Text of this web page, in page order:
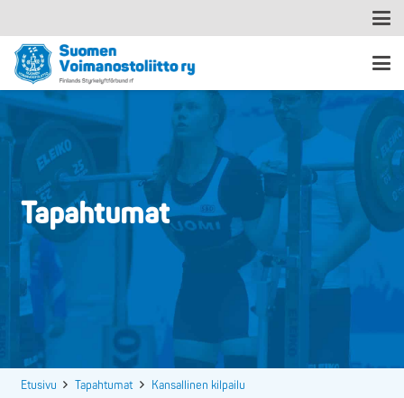
Tapahtumat
Etusivu Tapahtumat Kansallinen kilpailu